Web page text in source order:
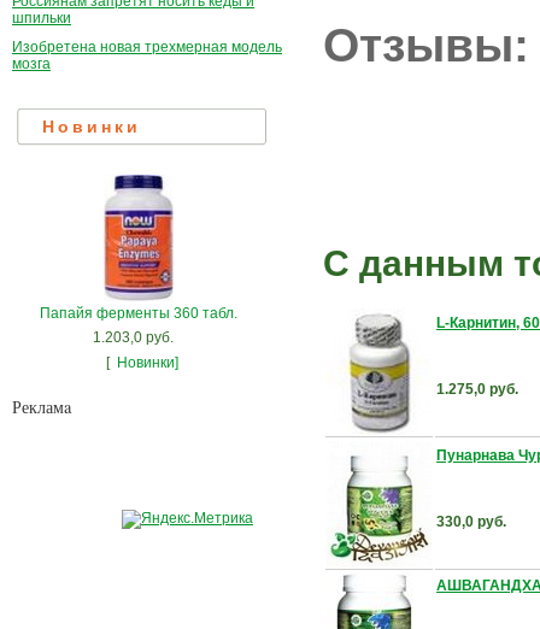
шпильки
Изобретена новая трехмерная модель
мозга
Новинки
Папайя ферменты 360 табл.
1.203,0 руб.
[ Новинки]
Рекламa
Отзывы:
С данным
L-Карнитин,
1.275,0 руб.
Пунарнава
330,0 руб.
АШВАГАНДХА